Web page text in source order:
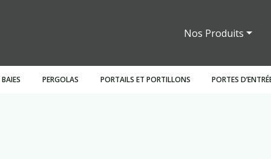
Nos Produits
PERGOLAS PORTAILS ET PORTILLONS PORTES